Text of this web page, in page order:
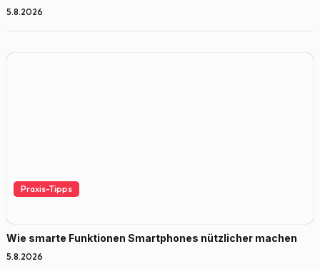
5.8.2026
Praxis-Tipps
Wie smarte Funktionen Smartphones nützlicher machen
5.8.2026